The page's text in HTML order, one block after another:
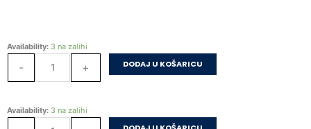
Availability: 3 na zalihi
-
Bojimo
+ DODAJ U KOŠARICU
Availability: 3 na zalihi
Bojimo